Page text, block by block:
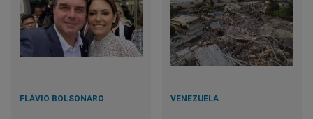
FLÁVIO BOLSONARO VENEZUELA